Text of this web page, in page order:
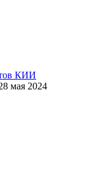
КИИ
мая 2024